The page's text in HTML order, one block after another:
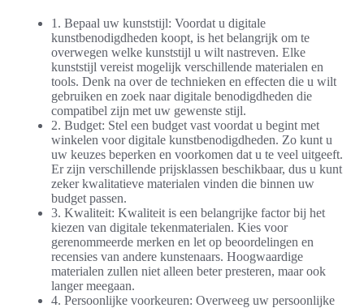
1. Bepaal uw kunststijl: Voordat u digitale
kunstbenodigdheden koopt, is het belangrijk om te
overwegen welke kunststijl u wilt nastreven. Elke
kunststijl vereist mogelijk verschillende materialen en
tools. Denk na over de technieken en effecten die u wilt
gebruiken en zoek naar digitale benodigdheden die
compatibel zijn met uw gewenste stijl.
2. Budget: Stel een budget vast voordat u begint met
winkelen voor digitale kunstbenodigdheden. Zo kunt u
uw keuzes beperken en voorkomen dat u te veel uitgeeft.
Er zijn verschillende prijsklassen beschikbaar, dus u kunt
zeker kwalitatieve materialen vinden die binnen uw
budget passen.
3. Kwaliteit: Kwaliteit is een belangrijke factor bij het
kiezen van digitale tekenmaterialen. Kies voor
gerenommeerde merken en let op beoordelingen en
recensies van andere kunstenaars. Hoogwaardige
materialen zullen niet alleen beter presteren, maar ook
langer meegaan.
4. Persoonlijke voorkeuren: Overweeg uw persoonlijke